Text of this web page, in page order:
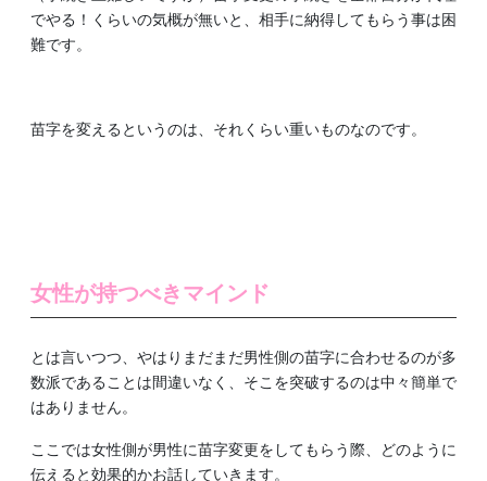
でやる！くらいの気概が無いと、相手に納得してもらう事は困
難です。
苗字を変えるというのは、それくらい重いものなのです。
女性が持つべきマインド
とは言いつつ、やはりまだまだ男性側の苗字に合わせるのが多
数派であることは間違いなく、そこを突破するのは中々簡単で
はありません。
ここでは女性側が男性に苗字変更をしてもらう際、どのように
伝えると効果的かお話していきます。